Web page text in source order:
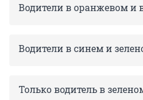
Водители в оранжевом и
Водители в синем и
Только водитель в